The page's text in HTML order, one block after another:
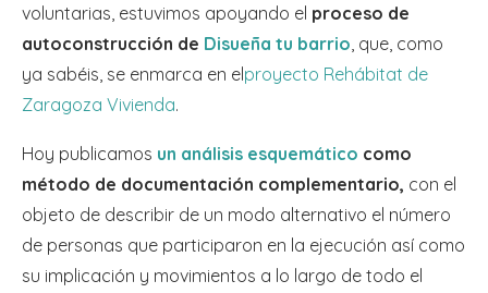
voluntarias, estuvimos apoyando el proceso de
autoconstrucción de Disueña tu barrio , que, como
ya sabéis, se enmarca en elproyecto Rehábitat de
Zaragoza Vivienda.
Hoy publicamos un análisis esquemático como
método de documentación complementario, con el
objeto de describir de un modo alternativo el número
de personas que participaron en la ejecución así como
su implicación y movimientos a lo largo de todo el